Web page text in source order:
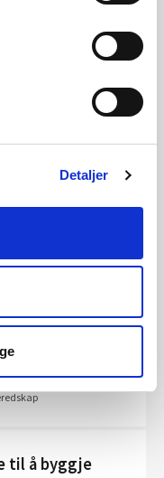
Detaljer
kommune
lagt vekt på at ei
eit bidrag til fornybar
avhengig av
i norsk
avhengige av IT-
til å byggje